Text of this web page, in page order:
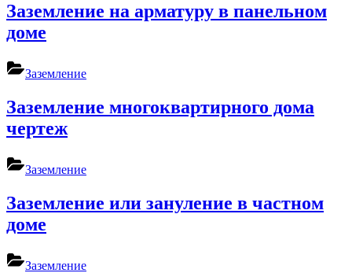
Заземление на арматуру в панельном
доме
Заземление
Заземление многоквартирного дома
чертеж
Заземление
Заземление или зануление в частном
доме
Заземление